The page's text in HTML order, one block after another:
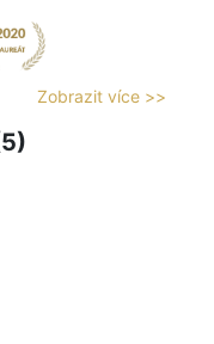
Zobrazit více >>